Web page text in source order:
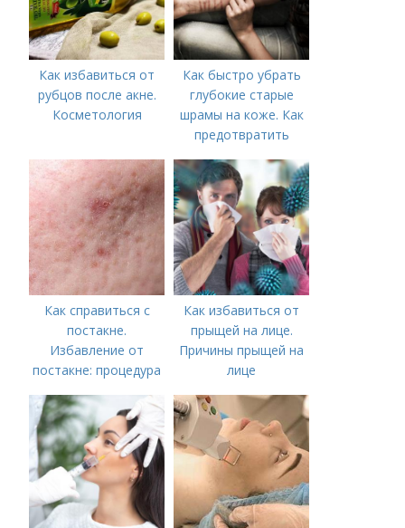
Как избавиться от
рубцов после акне.
Косметология
Как быстро убрать
глубокие старые
шрамы на коже. Как
предотвратить
Как справиться с
постакне.
Избавление от
постакне: процедура
Как избавиться от
прыщей на лице.
Причины прыщей на
лице